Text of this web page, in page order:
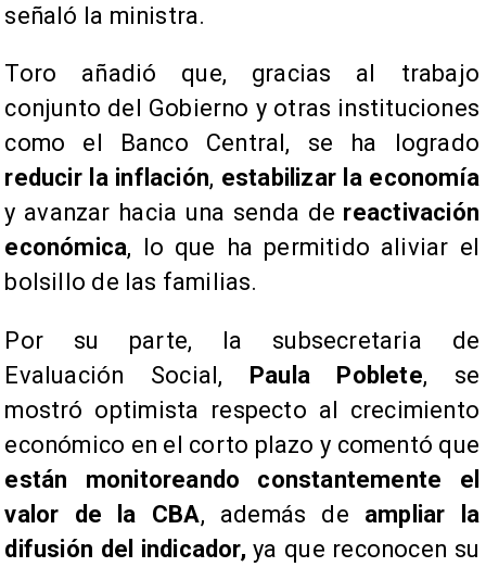
señaló la ministra.
Toro añadió que, gracias al trabajo
conjunto del Gobierno y otras instituciones
como el Banco Central, se ha logrado
reducir la inflación, estabilizar la economía
y avanzar hacia una senda de reactivación
económica, lo que ha permitido aliviar el
bolsillo de las familias.
Por su parte, la subsecretaria de
Evaluación Social,
Paula Poblete, se
mostró optimista respecto al crecimiento
económico en el corto plazo y comentó que
están monitoreando constantemente el
valor de la CBA, además de ampliar la
difusión del indicador, ya que reconocen su